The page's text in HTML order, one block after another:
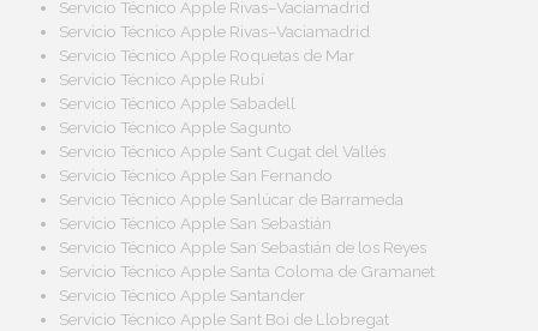
Servicio Técnico Apple Rivas–Vaciamadrid
Servicio Técnico Apple Rivas–Vaciamadrid
Servicio Técnico Apple Roquetas de Mar
Servicio Técnico Apple Rubí
Servicio Técnico Apple Sabadell
Servicio Técnico Apple Sagunto
Servicio Técnico Apple Sant Cugat del Vallés
Servicio Técnico Apple San Fernando
Servicio Técnico Apple Sanlúcar de Barrameda
Servicio Técnico Apple San Sebastián
Servicio Técnico Apple San Sebastián de los Reyes
Servicio Técnico Apple Santa Coloma de Gramanet
Servicio Técnico Apple Santander
Servicio Técnico Apple Sant Boi de Llobregat